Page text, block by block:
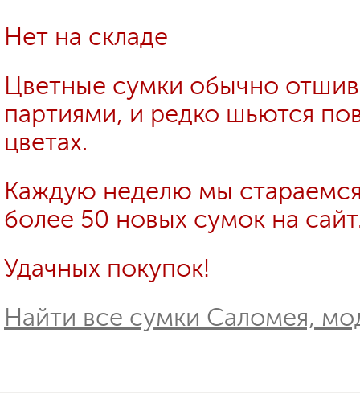
Нет на складе
Цветные сумки обычно
партиями, и редко шьются
цветах.
Каждую неделю мы
более 50 новых сумок на
Удачных покупок!
Найти все сумки Саломея,